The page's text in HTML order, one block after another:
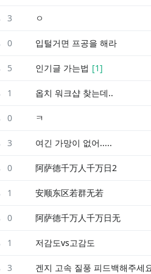
3 ㅇ
0 입털거면 프공을 해라
5 인기글 가는법 [1]
1 옵치 워크샵 찾는데..
0 ㅋ
3 여긴 가망이 없어.....
0 阿萨德千万人千万日2
1 安顺东区若群无若
0 阿萨德千万人千万日无
1 저감도vs고감도
3 겐지 고속 질풍 피드백해주세